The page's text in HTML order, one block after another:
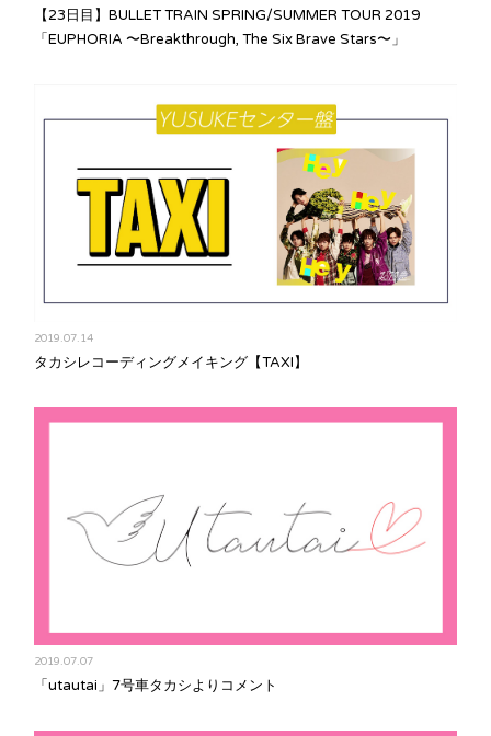
【23日目】BULLET TRAIN SPRING/SUMMER TOUR 2019
「EUPHORIA 〜Breakthrough, The Six Brave Stars〜」
2019.07.14
タカシレコーディングメイキング【TAXI】
2019.07.07
「utautai」7号車タカシよりコメント